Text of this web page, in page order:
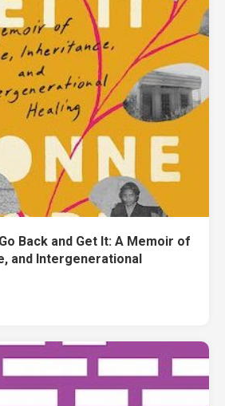
Back and Get It: A Memoir of
and Intergenerational